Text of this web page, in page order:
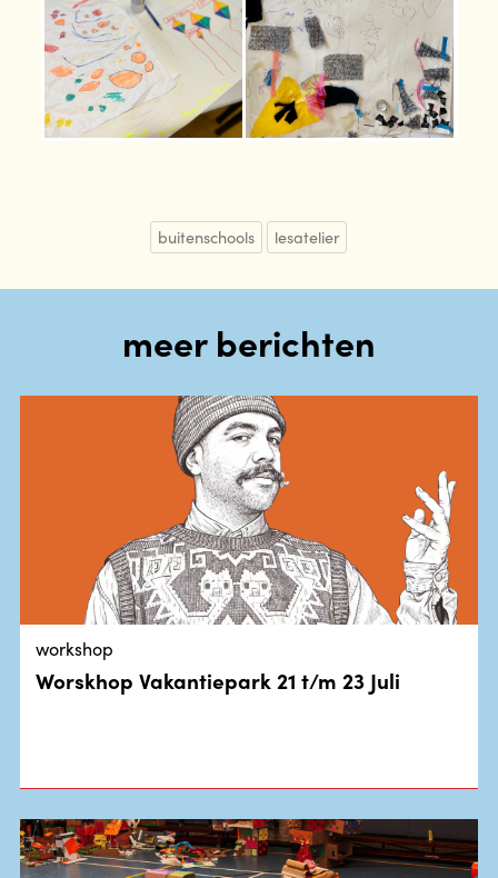
buitenschools lesatelier
meer berichten
workshop
Worskhop Vakantiepark 21 t/m 23 Juli